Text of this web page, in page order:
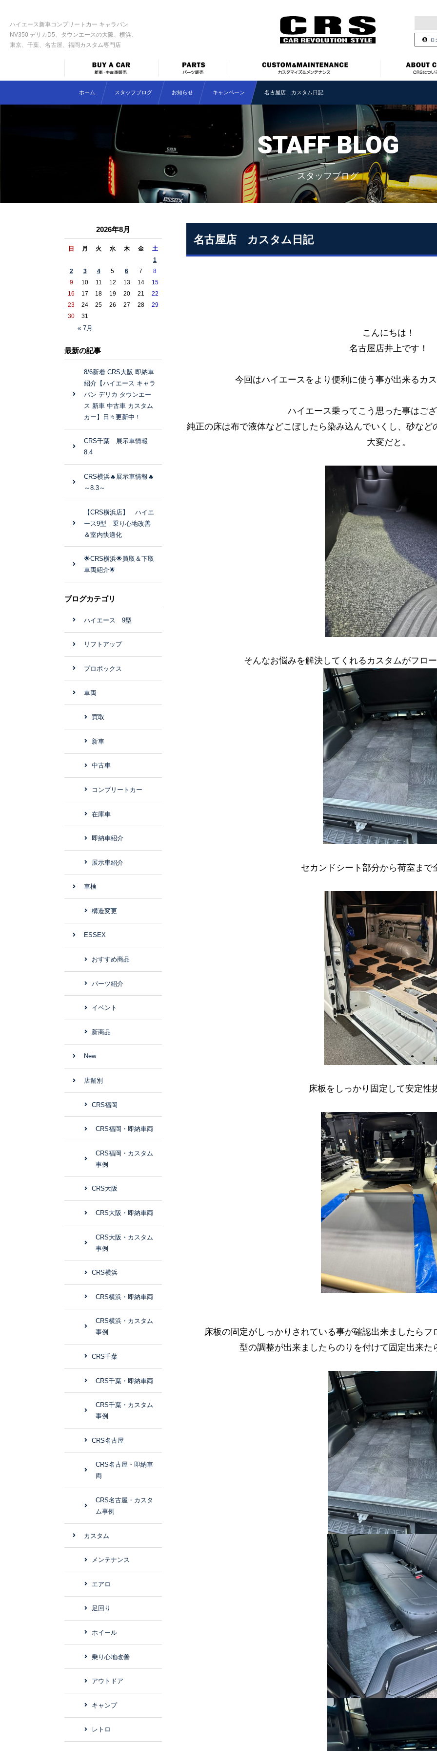
ハイエース新車コンプリートカー キャラバン
NV350 デリカD5、タウンエースの大阪、横浜、
東京、千葉、名古屋、福岡カスタム専門店
ロ
ホーム スタッフブログ お知らせ キャンペーン 名古屋店 カスタム日記
STAFF BLOG
スタッフブログ
名古屋店 カスタム日記
こんにちは！
名古屋店井上です！
今回はハイエースをより便利に使う事が出来るカ
ハイエース乗ってこう思った事はご
純正の床は布で液体などこぼしたら染み込んでいくし、砂な
大変だと。
そんなお悩みを解決してくれるカスタムがフロ
セカンドシート部分から荷室まで
床板をしっかり固定して安定性
床板の固定がしっかりされている事が確認出来ましたら
型の調整が出来ましたらのりを付けて固定出来た
2026年8月
日 月 火 水 木 金 土
« 7月
1
2
3 4 5 6 7
8
9
10 11 12 13 14
15
16
17 18 19 20 21
22
23
24 25 26 27 28
29
30
31
最新の記事
8/6新着 CRS大阪 即納車
紹介【ハイエース キャラ
バン デリカ タウンエー
ス 新車 中古車 カスタム
カー】日々更新中！
CRS千葉 展示車情報
8.4
CRS横浜🔥展示車情報🔥
～8.3～
【CRS横浜店】 ハイエ
ース9型 乗り心地改善
＆室内快適化
🌟CRS横浜🌟買取＆下取
車両紹介🌟
ブログカテゴリ
ハイエース 9型
リフトアップ
プロボックス
車両
買取
新車
中古車
コンプリートカー
在庫車
即納車紹介
展示車紹介
車検
構造変更
ESSEX
おすすめ商品
パーツ紹介
イベント
新商品
New
店舗別
CRS福岡
CRS福岡・即納車両
CRS福岡・カスタム
事例
CRS大阪
CRS大阪・即納車両
CRS大阪・カスタム
事例
CRS横浜
CRS横浜・即納車両
CRS横浜・カスタム
事例
CRS千葉
CRS千葉・即納車両
CRS千葉・カスタム
事例
CRS名古屋
CRS名古屋・即納車
両
CRS名古屋・カスタ
ム事例
カスタム
メンテナンス
エアロ
足回り
ホイール
乗り心地改善
アウトドア
キャンプ
レトロ